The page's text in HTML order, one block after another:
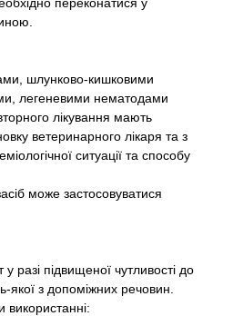
шлунково-кишковими
легеневими нематодами
лікування мають
ветеринарного лікаря та з
ситуації та способу
може застосовуватися
разі підвищеної чутливості до
якої з допоміжних речовин.
використанні: